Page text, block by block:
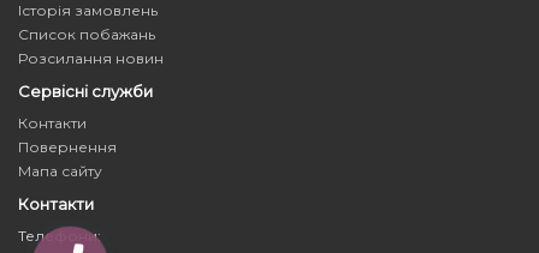
Історія замовлень
Список побажань
Розсилання новин
Сервісні служби
Контакти
Повернення
Мапа сайту
Контакти
Телефони: